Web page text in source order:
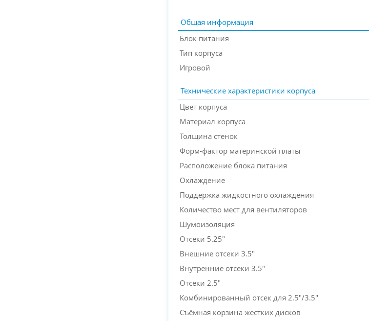
Общая информация
Блок питания
Тип корпуса
Игровой
Технические характеристики корпуса
Цвет корпуса
Материал корпуса
Толщина стенок
Форм-фактор материнской платы
Расположение блока питания
Охлаждение
Поддержка жидкостного охлаждения
Количество мест для вентиляторов
Шумоизоляция
Отсеки 5.25"
Внешние отсеки 3.5"
Внутренние отсеки 3.5"
Отсеки 2.5"
Комбинированный отсек для 2.5"/3.5"
Съёмная корзина жестких дисков